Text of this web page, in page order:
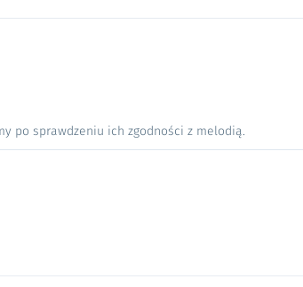
po sprawdzeniu ich zgodności z melodią.